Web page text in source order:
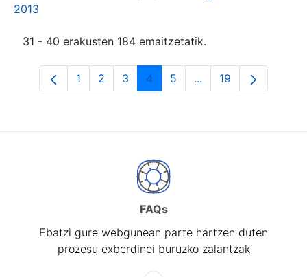
2013
31 - 40 erakusten 184 emaitzetatik.
Orrialdea
1 Orrialdea
2 Orrialdea
3 Orrialdea
4 Orrialdea
5 ...Intermediate Pages
Orrialdea
19
FAQs
Ebatzi gure webgunean parte hartzen duten
prozesu exberdinei buruzko zalantzak